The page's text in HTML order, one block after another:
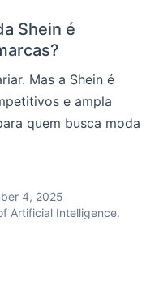
Shein é
Mas a Shein é
e ampla
quem busca moda
4, 2025
Artificial Intelligence.